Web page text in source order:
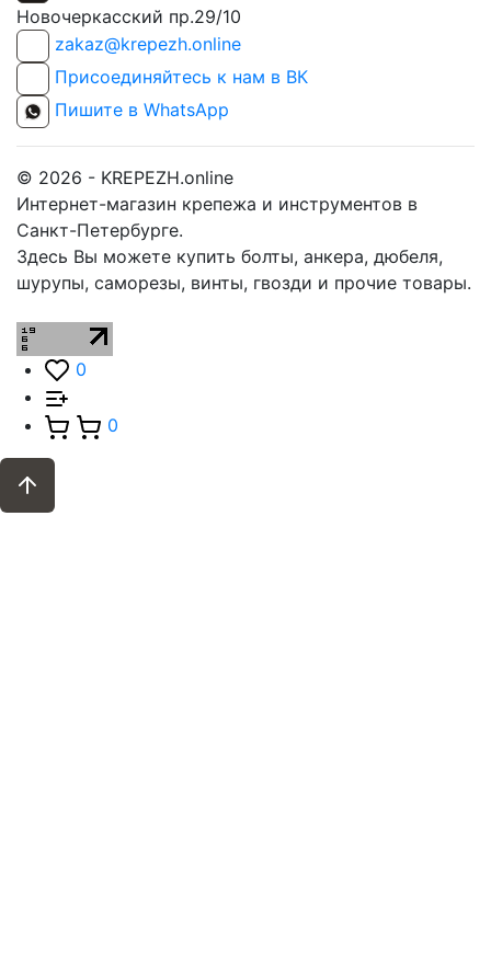
Новочеркасский пр.29/10
zakaz@krepezh.online
Присоединяйтесь к нам в ВК
Пишите в WhatsApp
© 2026 - KREPEZH.online
Интернет-магазин крепежа и инструментов в
Санкт-Петербурге.
Здесь Вы можете купить болты, анкера, дюбеля,
шурупы, саморезы, винты, гвозди и прочие товары.
0
0